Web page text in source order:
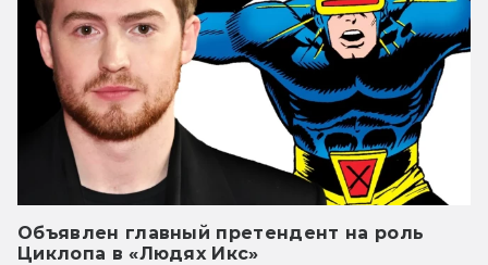
Объявлен главный претендент на роль
Циклопа в «Людях Икс»